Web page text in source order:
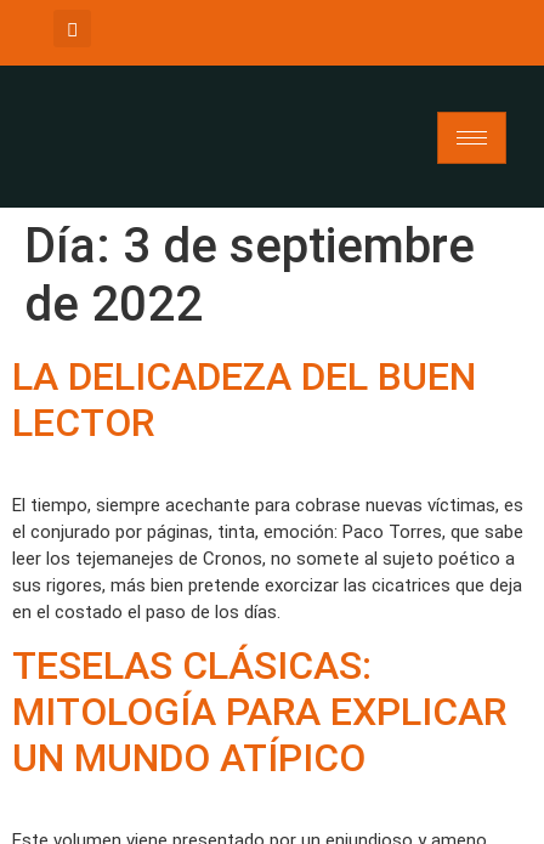
Día: 3 de septiembre
de 2022
LA DELICADEZA DEL BUEN
LECTOR
El tiempo, siempre acechante para cobrase nuevas víctimas, es
el conjurado por páginas, tinta, emoción: Paco Torres, que sabe
leer los tejemanejes de Cronos, no somete al sujeto poético a
sus rigores, más bien pretende exorcizar las cicatrices que deja
en el costado el paso de los días.
TESELAS CLÁSICAS:
MITOLOGÍA PARA EXPLICAR
UN MUNDO ATÍPICO